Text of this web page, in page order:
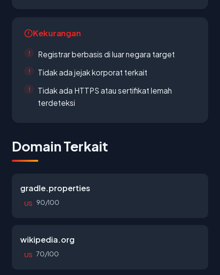
Kekurangan
Registrar berbasis di luar negara target
Tidak ada jejak korporat terkait
Tidak ada HTTPS atau sertifikat lemah
terdeteksi
Domain Terkait
gradle.properties
US 90/100
wikipedia.org
US 70/100